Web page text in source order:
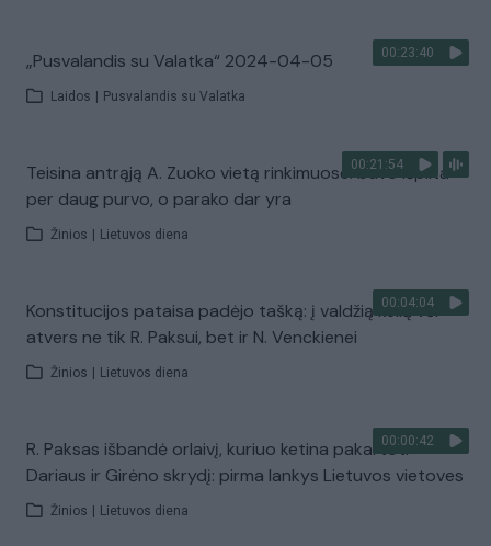
00:23:40
„Pusvalandis su Valatka“ 2024-04-05
Laidos Pusvalandis su Valatka
00:21:54
Teisina antrąją A. Zuoko vietą rinkimuose: buvo išpilta
per daug purvo, o parako dar yra
Žinios Lietuvos diena
00:04:04
Konstitucijos pataisa padėjo tašką: į valdžią kelią vėl
atvers ne tik R. Paksui, bet ir N. Venckienei
Žinios Lietuvos diena
00:00:42
R. Paksas išbandė orlaivį, kuriuo ketina pakartoti
Dariaus ir Girėno skrydį: pirma lankys Lietuvos vietoves
Žinios Lietuvos diena